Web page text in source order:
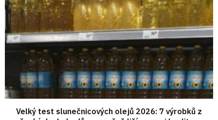
Velký test slunečnicových olejů 2026: 7 výrobků z